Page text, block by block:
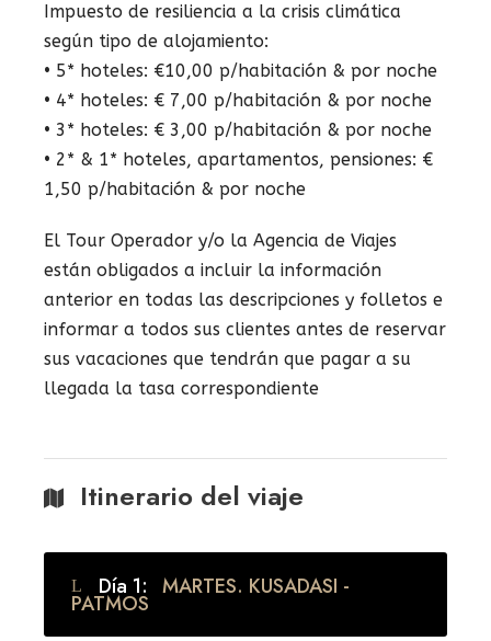
Impuesto de resiliencia a la crisis climática
según tipo de alojamiento:
• 5* hoteles: €10,00 p/habitación & por noche
• 4* hoteles: € 7,00 p/habitación & por noche
• 3* hoteles: € 3,00 p/habitación & por noche
• 2* & 1* hoteles, apartamentos, pensiones: €
1,50 p/habitación & por noche
El Tour Operador y/o la Agencia de Viajes
están obligados a incluir la información
anterior en todas las descripciones y folletos e
informar a todos sus clientes antes de reservar
sus vacaciones que tendrán que pagar a su
llegada la tasa correspondiente
Itinerario del viaje
Día 1: MARTES. KUSADASI -
PATMOS